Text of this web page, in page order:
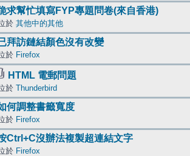
求幫忙填寫FYP專題問卷(來自香港)
於 其他中的其他
拜訪鏈結顏色沒有改變
於 Firefox
HTML 電郵問題
於 Thunderbird
何調整書籤寬度
於 Firefox
Ctrl+C沒辦法複製超連結文字
於 Firefox